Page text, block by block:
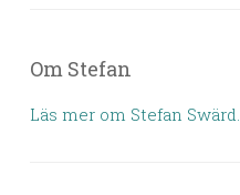
Om Stefan
Läs mer om Stefan Swärd.